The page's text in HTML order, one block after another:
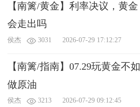
【南篱/黄金】利率决议，黄金
会走出吗
侯杰 3031 2026-07-29 17:12:27
【南篱/指南】07.29玩黄金不如
做原油
侯杰 3213 2026-07-29 09:12:45